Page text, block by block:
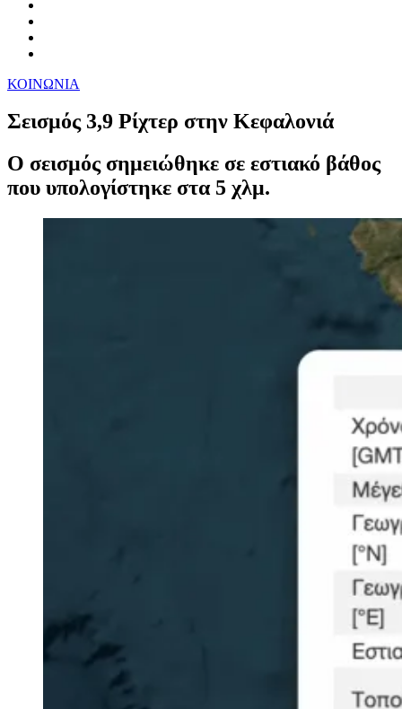
ΚΟΙΝΩΝΙΑ
Σεισμός 3,9 Ρίχτερ στην Κεφαλονιά
Ο σεισμός σημειώθηκε σε εστιακό βάθος
που υπολογίστηκε στα 5 χλμ.